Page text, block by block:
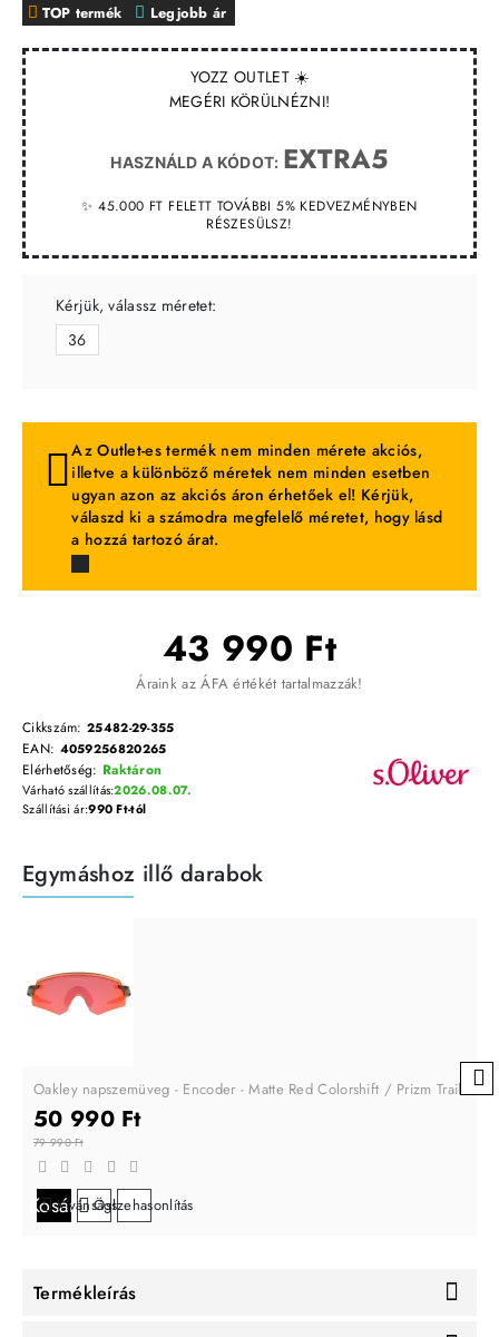
YOZZ OUTLET ☀️
MEGÉRI KÖRÜLNÉZNI!
HASZNÁLD A KÓDOT: EXTRA5
✨ 45.000 FT FELETT TOVÁBBI 5% KEDVEZMÉNYBEN
RÉSZESÜLSZ!
TOP termék Legjobb ár
43 990 Ft
Áraink az ÁFA értékét tartalmazzák!
Cikkszám: 25482-29-355
EAN: 4059256820265
Elérhetőség: Raktáron
Várható szállítás:2026.08.07.
Szállítási ár:990 Ft-tól
Kérjük, válassz méretet:
36
Az Outlet-es termék nem minden mérete akciós,
illetve a különböző méretek nem minden esetben
ugyan azon az akciós áron érhetőek el! Kérjük,
válaszd ki a számodra megfelelő méretet, hogy lásd
a hozzá tartozó árat.
Egymáshoz illő darabok
Oakley napszemüveg - Encoder - Matte Red Colorshift / Prizm Trail
50 990 Ft
79 990 Ft
Kosárba
Kívánságlistára
Összehasonlítás
Termékleírás